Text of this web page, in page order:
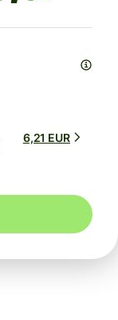
6,21 EUR